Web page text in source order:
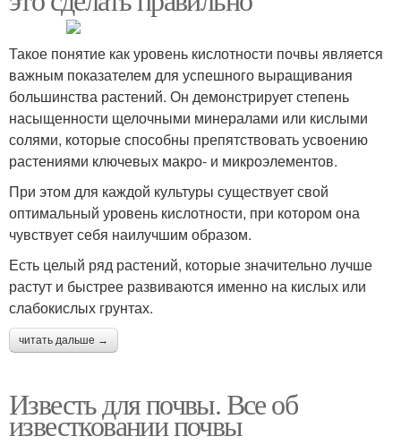
Такое понятие как уровень кислотности почвы является
важным показателем для успешного выращивания
большинства растений. Он демонстрирует степень
насыщенности щелочными минералами или кислыми
солями, которые способны препятствовать усвоению
растениями ключевых макро- и микроэлементов.
При этом для каждой культуры существует свой
оптимальный уровень кислотности, при котором она
чувствует себя наилучшим образом.
Есть целый ряд растений, которые значительно лучше
растут и быстрее развиваются именно на кислых или
слабокислых грунтах.
читать дальше →
Известь для почвы. Все об
известковании почвы